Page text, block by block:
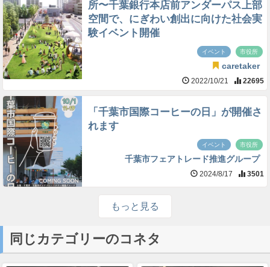
所〜千葉銀行本店前アンダーパス上部
空間で、にぎわい創出に向けた社会実
験イベント開催
イベント 市役所
caretaker
2022/10/21 22695
「千葉市国際コーヒーの日」が開催さ
れます
イベント 市役所
千葉市フェアトレード推進グループ
2024/8/17 3501
もっと見る
同じカテゴリーのコネタ